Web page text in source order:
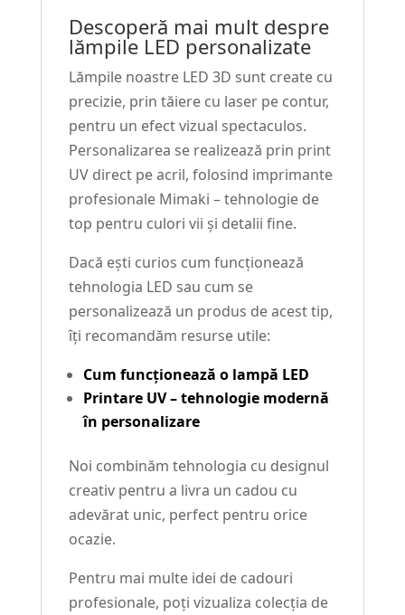
Descoperă mai mult despre
lămpile LED personalizate
Lămpile noastre LED 3D sunt create cu
precizie, prin tăiere cu laser pe contur,
pentru un efect vizual spectaculos.
Personalizarea se realizează prin print
UV direct pe acril, folosind imprimante
profesionale Mimaki – tehnologie de
top pentru culori vii și detalii fine.
Dacă ești curios cum funcționează
tehnologia LED sau cum se
personalizează un produs de acest tip,
îți recomandăm resurse utile:
Cum funcționează o lampă LED
Printare UV – tehnologie modernă
în personalizare
Noi combinăm tehnologia cu designul
creativ pentru a livra un cadou cu
adevărat unic, perfect pentru orice
ocazie.
Pentru mai multe idei de cadouri
profesionale, poți vizualiza colecția de